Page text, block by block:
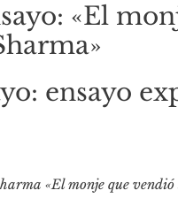
«El
ensayo
«El monje que